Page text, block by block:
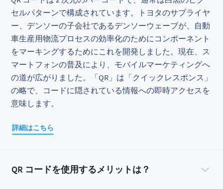
セルパターンで構成されています。トヨタのサプライヤ
ー、デンソーの子会社であるデンソーウェーブが、自動
車生産用物流プロセスの効率化のためにコンポーネント
をマーキングするためにこれを開発しました。現在、ス
マートフォンの普及により、モバイルマーケティングへ
の道が広がりました。「QR」は「クイックレスポンス」
の略で、コードに隠されている情報への即時アクセスを
意味します。
詳細はこちら
QR コードを使用するメリットは？